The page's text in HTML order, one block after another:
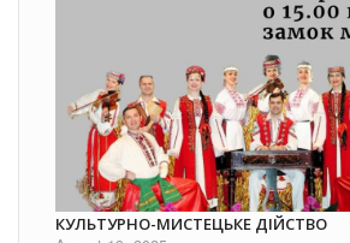
КУЛЬТУРНО-МИСТЕЦЬКЕ ДІЙСТВО